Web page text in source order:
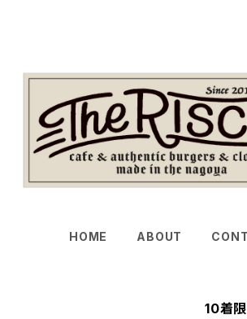
HOME ABOUT
10着限